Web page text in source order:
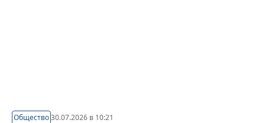
Общество30.07.2026 в 10:21